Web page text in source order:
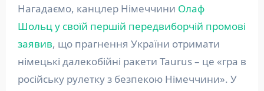
Нагадаємо, канцлер Німеччини Олаф
Шольц у своїй першій передвиборчій промові
заявив, що прагнення України отримати
німецькі далекобійні ракети Taurus – це «гра в
російську рулетку з безпекою Німеччини». У